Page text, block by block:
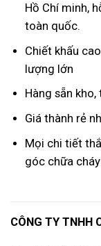
Hồ Chí minh,
toàn quốc.
Chiết khấu
lượng lớn
Hàng sẵn
Giá thành rẻ
Mọi chi tiết
góc chữa
CÔNG TY TNHH